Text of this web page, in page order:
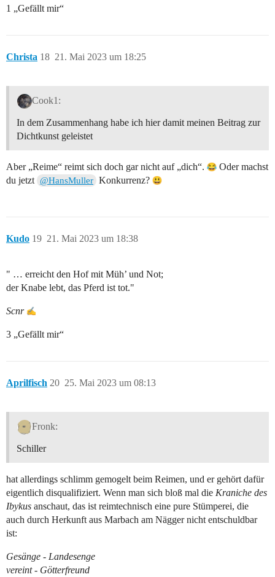
1 „Gefällt mir“
Christa 21. Mai 2023 um 18:25
18
Cook1:
In dem Zusammenhang habe ich hier damit meinen Beitrag zur
Dichtkunst geleistet
Aber „Reime“ reimt sich doch gar nicht auf „dich“.
Oder machst
du jetzt @HansMuller Konkurrenz?
Kudo 21. Mai 2023 um 18:38
19
" … erreicht den Hof mit Müh’ und Not;
der Knabe lebt, das Pferd ist tot."
Scnr
3 „Gefällt mir“
Aprilfisch 25. Mai 2023 um 08:13
20
Fronk:
Schiller
hat allerdings schlimm gemogelt beim Reimen, und er gehört dafür
eigentlich disqualifiziert. Wenn man sich bloß mal die Kraniche des
Ibykus anschaut, das ist reimtechnisch eine pure Stümperei, die
auch durch Herkunft aus Marbach am Nägger nicht entschuldbar
ist:
Gesänge - Landesenge
vereint - Götterfreund